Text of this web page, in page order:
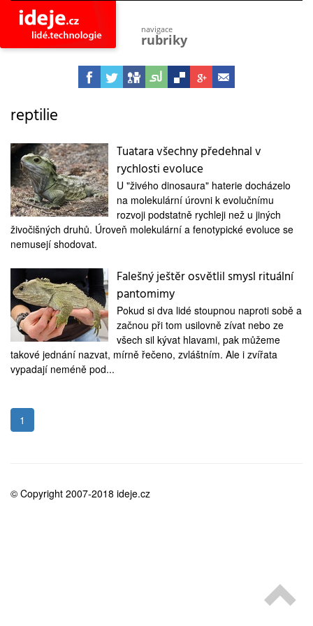
navigace
rubriky
astro
vesmír
společnost
objevy
vynálezy
planeta
přiroda
tajemství
firmy
zdraví
medicína
reptilie
Tuatara všechny předehnal v
rychlosti evoluce
U "živého dinosaura" haterie docházelo
na molekulární úrovni k evolučnímu
rozvoji podstatně rychleji než u jiných
živočišných druhů. Úroveň molekulární a fenotypické evoluce se
nemusejí shodovat.
Falešný ještěr osvětlil smysl rituální
pantomimy
Pokud si dva lidé stoupnou naproti sobě a
začnou při tom usilovně zívat nebo ze
všech sil kývat hlavami, pak můžeme
takové jednání nazvat, mírně řečeno, zvláštním. Ale i zvířata
vypadají neméně pod...
1
© Copyright 2007-2018 ideje.cz